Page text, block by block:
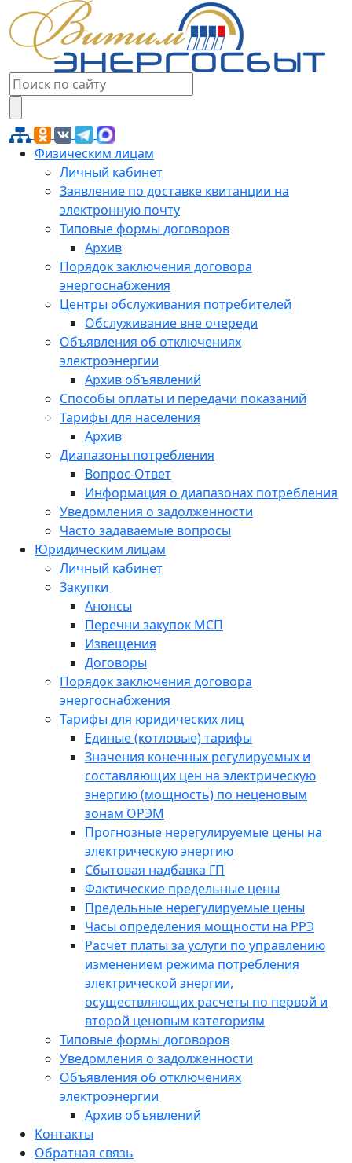
Физическим лицам
Личный кабинет
Заявление по доставке квитанции на
электронную почту
Типовые формы договоров
Архив
Порядок заключения договора
энергоснабжения
Центры обслуживания потребителей
Обслуживание вне очереди
Объявления об отключениях
электроэнергии
Архив объявлений
Способы оплаты и передачи показаний
Тарифы для населения
Архив
Диапазоны потребления
Вопрос-Ответ
Информация о диапазонах потребления
Уведомления о задолженности
Часто задаваемые вопросы
Юридическим лицам
Личный кабинет
Закупки
Анонсы
Перечни закупок МСП
Извещения
Договоры
Порядок заключения договора
энергоснабжения
Тарифы для юридических лиц
Единые (котловые) тарифы
Значения конечных регулируемых и
составляющих цен на электрическую
энергию (мощность) по неценовым
зонам ОРЭМ
Прогнозные нерегулируемые цены на
электрическую энергию
Сбытовая надбавка ГП
Фактические предельные цены
Предельные нерегулируемые цены
Часы определения мощности на РРЭ
Расчёт платы за услуги по управлению
изменением режима потребления
электрической энергии,
осуществляющих расчеты по первой и
второй ценовым категориям
Типовые формы договоров
Уведомления о задолженности
Объявления об отключениях
электроэнергии
Архив объявлений
Контакты
Обратная связь